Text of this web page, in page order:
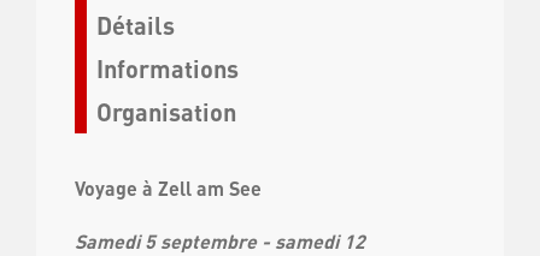
Détails
Informations
Organisation
Voyage à Zell am See
Samedi 5 septembre - samedi 12